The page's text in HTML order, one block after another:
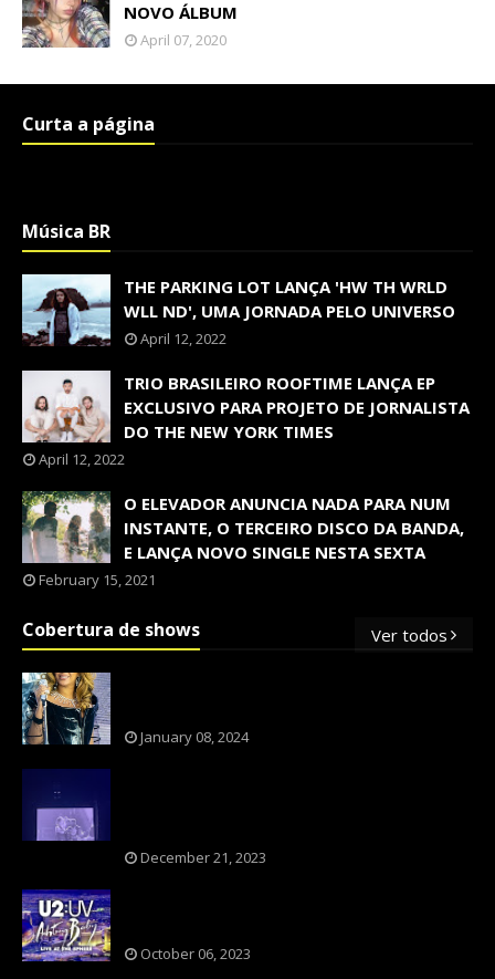
NOVO ÁLBUM
April 07, 2020
Curta a página
Música BR
THE PARKING LOT LANÇA 'HW TH WRLD
WLL ND', UMA JORNADA PELO UNIVERSO
April 12, 2022
TRIO BRASILEIRO ROOFTIME LANÇA EP
EXCLUSIVO PARA PROJETO DE JORNALISTA
DO THE NEW YORK TIMES
April 12, 2022
O ELEVADOR ANUNCIA NADA PARA NUM
INSTANTE, O TERCEIRO DISCO DA BANDA,
E LANÇA NOVO SINGLE NESTA SEXTA
February 15, 2021
Cobertura de shows Ver todos
January 08, 2024
December 21, 2023
October 06, 2023